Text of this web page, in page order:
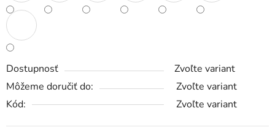
Dostupnosť
Zvoľte variant
Môžeme doručiť do:
Zvoľte variant
Kód:
Zvoľte variant